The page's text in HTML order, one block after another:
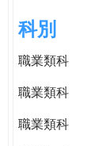
格。
e
r
e
科別
職業類科
職業類科
職業類科